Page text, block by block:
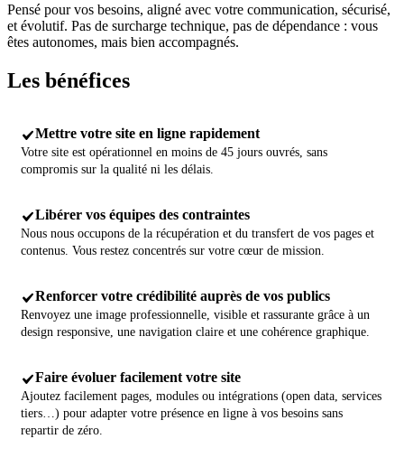
Pensé pour vos besoins, aligné avec votre communication, sécurisé,
et évolutif. Pas de surcharge technique, pas de dépendance : vous
êtes autonomes, mais bien accompagnés.
Les bénéfices
Mettre votre site en ligne rapidement
Votre site est opérationnel en moins de 45 jours ouvrés, sans
compromis sur la qualité ni les délais.
Libérer vos équipes des contraintes
Nous nous occupons de la récupération et du transfert de vos pages et
contenus. Vous restez concentrés sur votre cœur de mission.
Renforcer votre crédibilité auprès de vos publics
Renvoyez une image professionnelle, visible et rassurante grâce à un
design responsive, une navigation claire et une cohérence graphique.
Faire évoluer facilement votre site
Ajoutez facilement pages, modules ou intégrations (open data, services
tiers…) pour adapter votre présence en ligne à vos besoins sans
repartir de zéro.